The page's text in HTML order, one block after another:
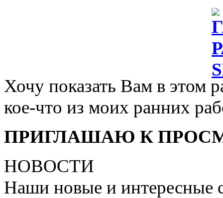
Хочу показать Вам в этом
кое-что из моих ранних
ПРИГЛАШАЮ К
НОВОСТИ
Наши новые и интересные